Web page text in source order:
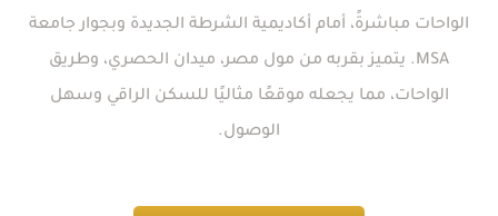
الواحات مباشرةً، أمام أكاديمية الشرطة الجديدة وبجوار جامعة
MSA. يتميز بقربه من مول مصر، ميدان الحصري، وطريق
الواحات، مما يجعله موقعًا مثاليًا للسكن الراقي وسهل
الوصول.